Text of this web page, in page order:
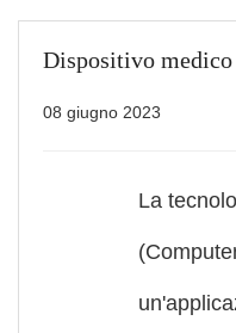
Dispositivo medico
08 giugno 2023
La